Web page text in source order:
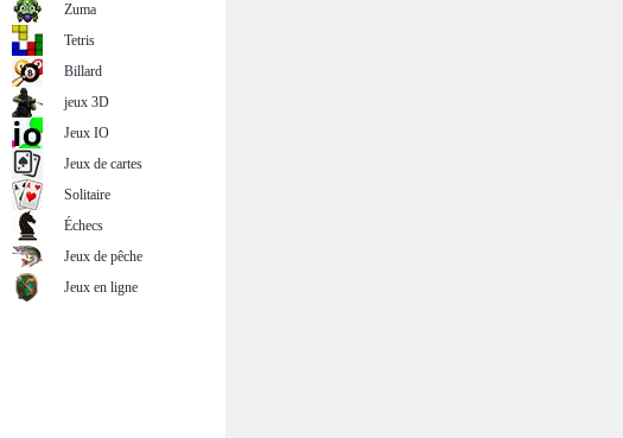
Zuma
Tetris
Billard
jeux 3D
Jeux IO
Jeux de cartes
Solitaire
Échecs
Jeux de pêche
Jeux en ligne